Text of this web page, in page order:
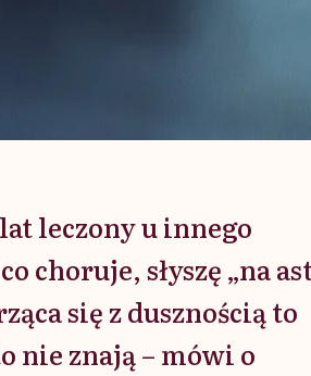
leczony u innego
choruje, słyszę „na
się z dusznością to
nie znają – mówi o